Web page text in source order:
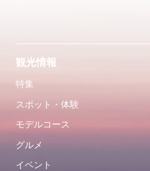
観光情報
特集
スポット・体験
モデルコース
グルメ
イベント